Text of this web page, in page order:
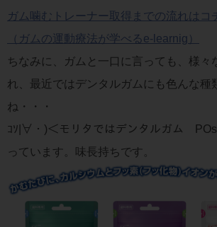
ガム噛むトレーナー取得までの流れはコ
（ガムの運動療法が学べるe-learnig）
ちなみに、ガムと一口に言っても、様々
れ、最近ではデンタルガムにも色んな種
ね・・・
ｺｿ|∀・)＜モリタではデンタルガム
っています。味長持ちです。